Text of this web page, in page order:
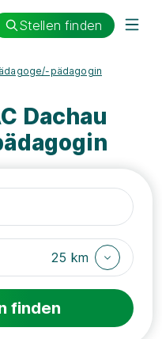
Stellen finden
pädagogin
Dachau
25 km
finden